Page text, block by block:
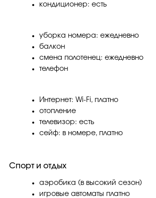
кондиционер: есть
уборка номера: ежедневно
балкон
смена полотенец: ежедневно
телефон
Интернет: Wi-Fi, платно
отопление
телевизор: есть
сейф: в номере, платно
Спорт и отдых
аэробика (в высокий сезон)
игровые автоматы платно